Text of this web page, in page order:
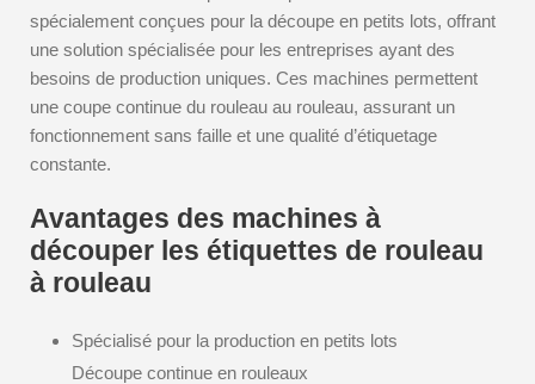
spécialement conçues pour la découpe en petits lots, offrant
une solution spécialisée pour les entreprises ayant des
besoins de production uniques. Ces machines permettent
une coupe continue du rouleau au rouleau, assurant un
fonctionnement sans faille et une qualité d’étiquetage
constante.
Avantages des machines à
découper les étiquettes de rouleau
à rouleau
Spécialisé pour la production en petits lots
Découpe continue en rouleaux